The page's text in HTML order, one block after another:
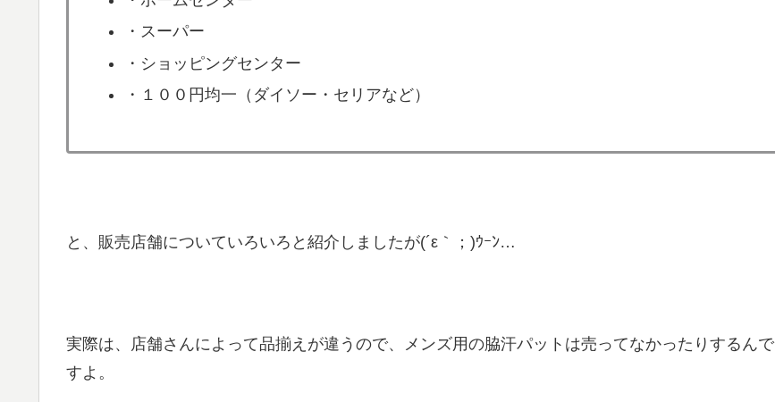
・スーパー
・ショッピングセンター
・１００円均一（ダイソー・セリアなど）
と、販売店舗についていろいろと紹介しましたが(´ε｀；)ｳｰﾝ…
実際は、店舗さんによって品揃えが違うので、メンズ用の脇汗パットは売ってなかったりするんで
すよ。